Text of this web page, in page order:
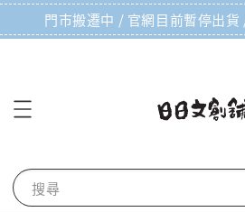
門市搬遷中 / 官網目前暫停出
搜尋